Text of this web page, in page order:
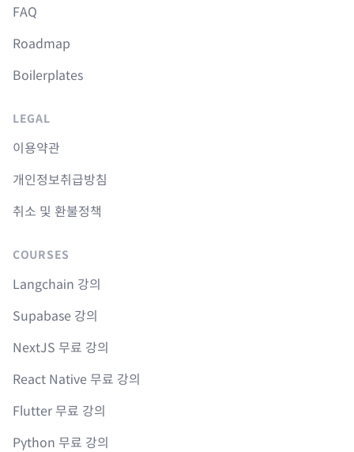
FAQ
Roadmap
Boilerplates
LEGAL
이용약관
개인정보취급방침
취소 및 환불정책
COURSES
Langchain 강의
Supabase 강의
NextJS 무료 강의
React Native 무료 강의
Flutter 무료 강의
Python 무료 강의